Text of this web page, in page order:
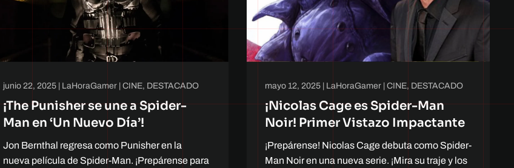
junio 22, 2025 | LaHoraGamer |CINE, DESTACADO
¡The Punisher se une a Spider-
Man en ‘Un Nuevo Día’!
Jon Bernthal regresa como Punisher en la
nueva película de Spider-Man. ¡Prepárense para
mayo 12, 2025| LaHoraGamer| CINE, DESTACADO
¡Nicolas Cage es Spider-Man
Noir! Primer Vistazo Impactante
¡Prepárense! Nicolas Cage debuta como Spider-
Man Noir en una nueva serie. ¡Mira su traje y los